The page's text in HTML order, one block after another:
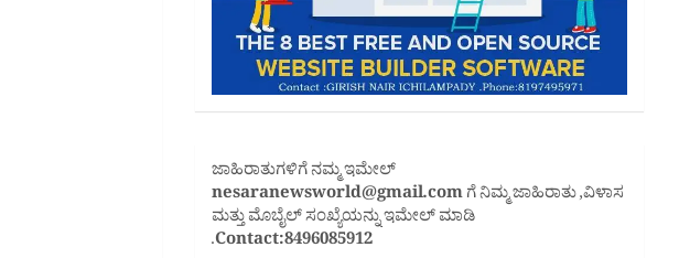
ಜಾಹಿರಾತುಗಳಿಗೆ ನಮ್ಮ ಇಮೇಲ್
nesaranewsworld@gmail.comಗೆ ನಿಮ್ಮ ಜಾಹಿರಾತು ,ವಿಳಾಸ
ಮತ್ತು ಮೊಬೈಲ್ ಸಂಖ್ಯೆಯನ್ನು ಇಮೇಲ್ ಮಾಡಿ
.Contact:8496085912